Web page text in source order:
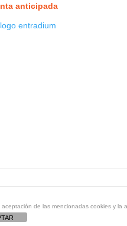
anticipada
de las mencionadas cookies y la